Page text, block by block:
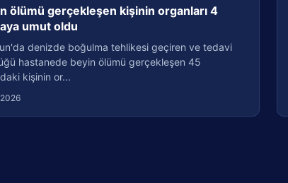
ölümü gerçekleşen kişinin organları 4
umut oldu
denizde boğulma tehlikesi geçiren ve tedavi
hastanede beyin ölümü gerçekleşen 45
kişinin or...